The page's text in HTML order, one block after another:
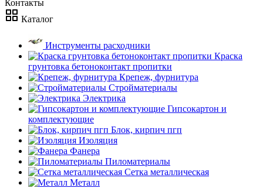
Контакты
Каталог
Инструменты расходники
Краска
грунтовка бетоноконтакт пропитки
Крепеж, фурнитура
Стройматериалы
Электрика
Гипсокартон и
комплектующие
Блок, кирпич пгп
Изоляция
Фанера
Пиломатериалы
Сетка металлическая
Металл